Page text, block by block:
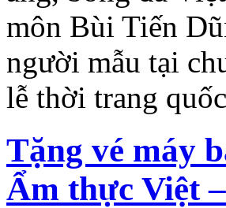
môn Bùi Tiến
người mẫu tại
lễ thời trang
Tặng vé máy
Ẩm thực Việt